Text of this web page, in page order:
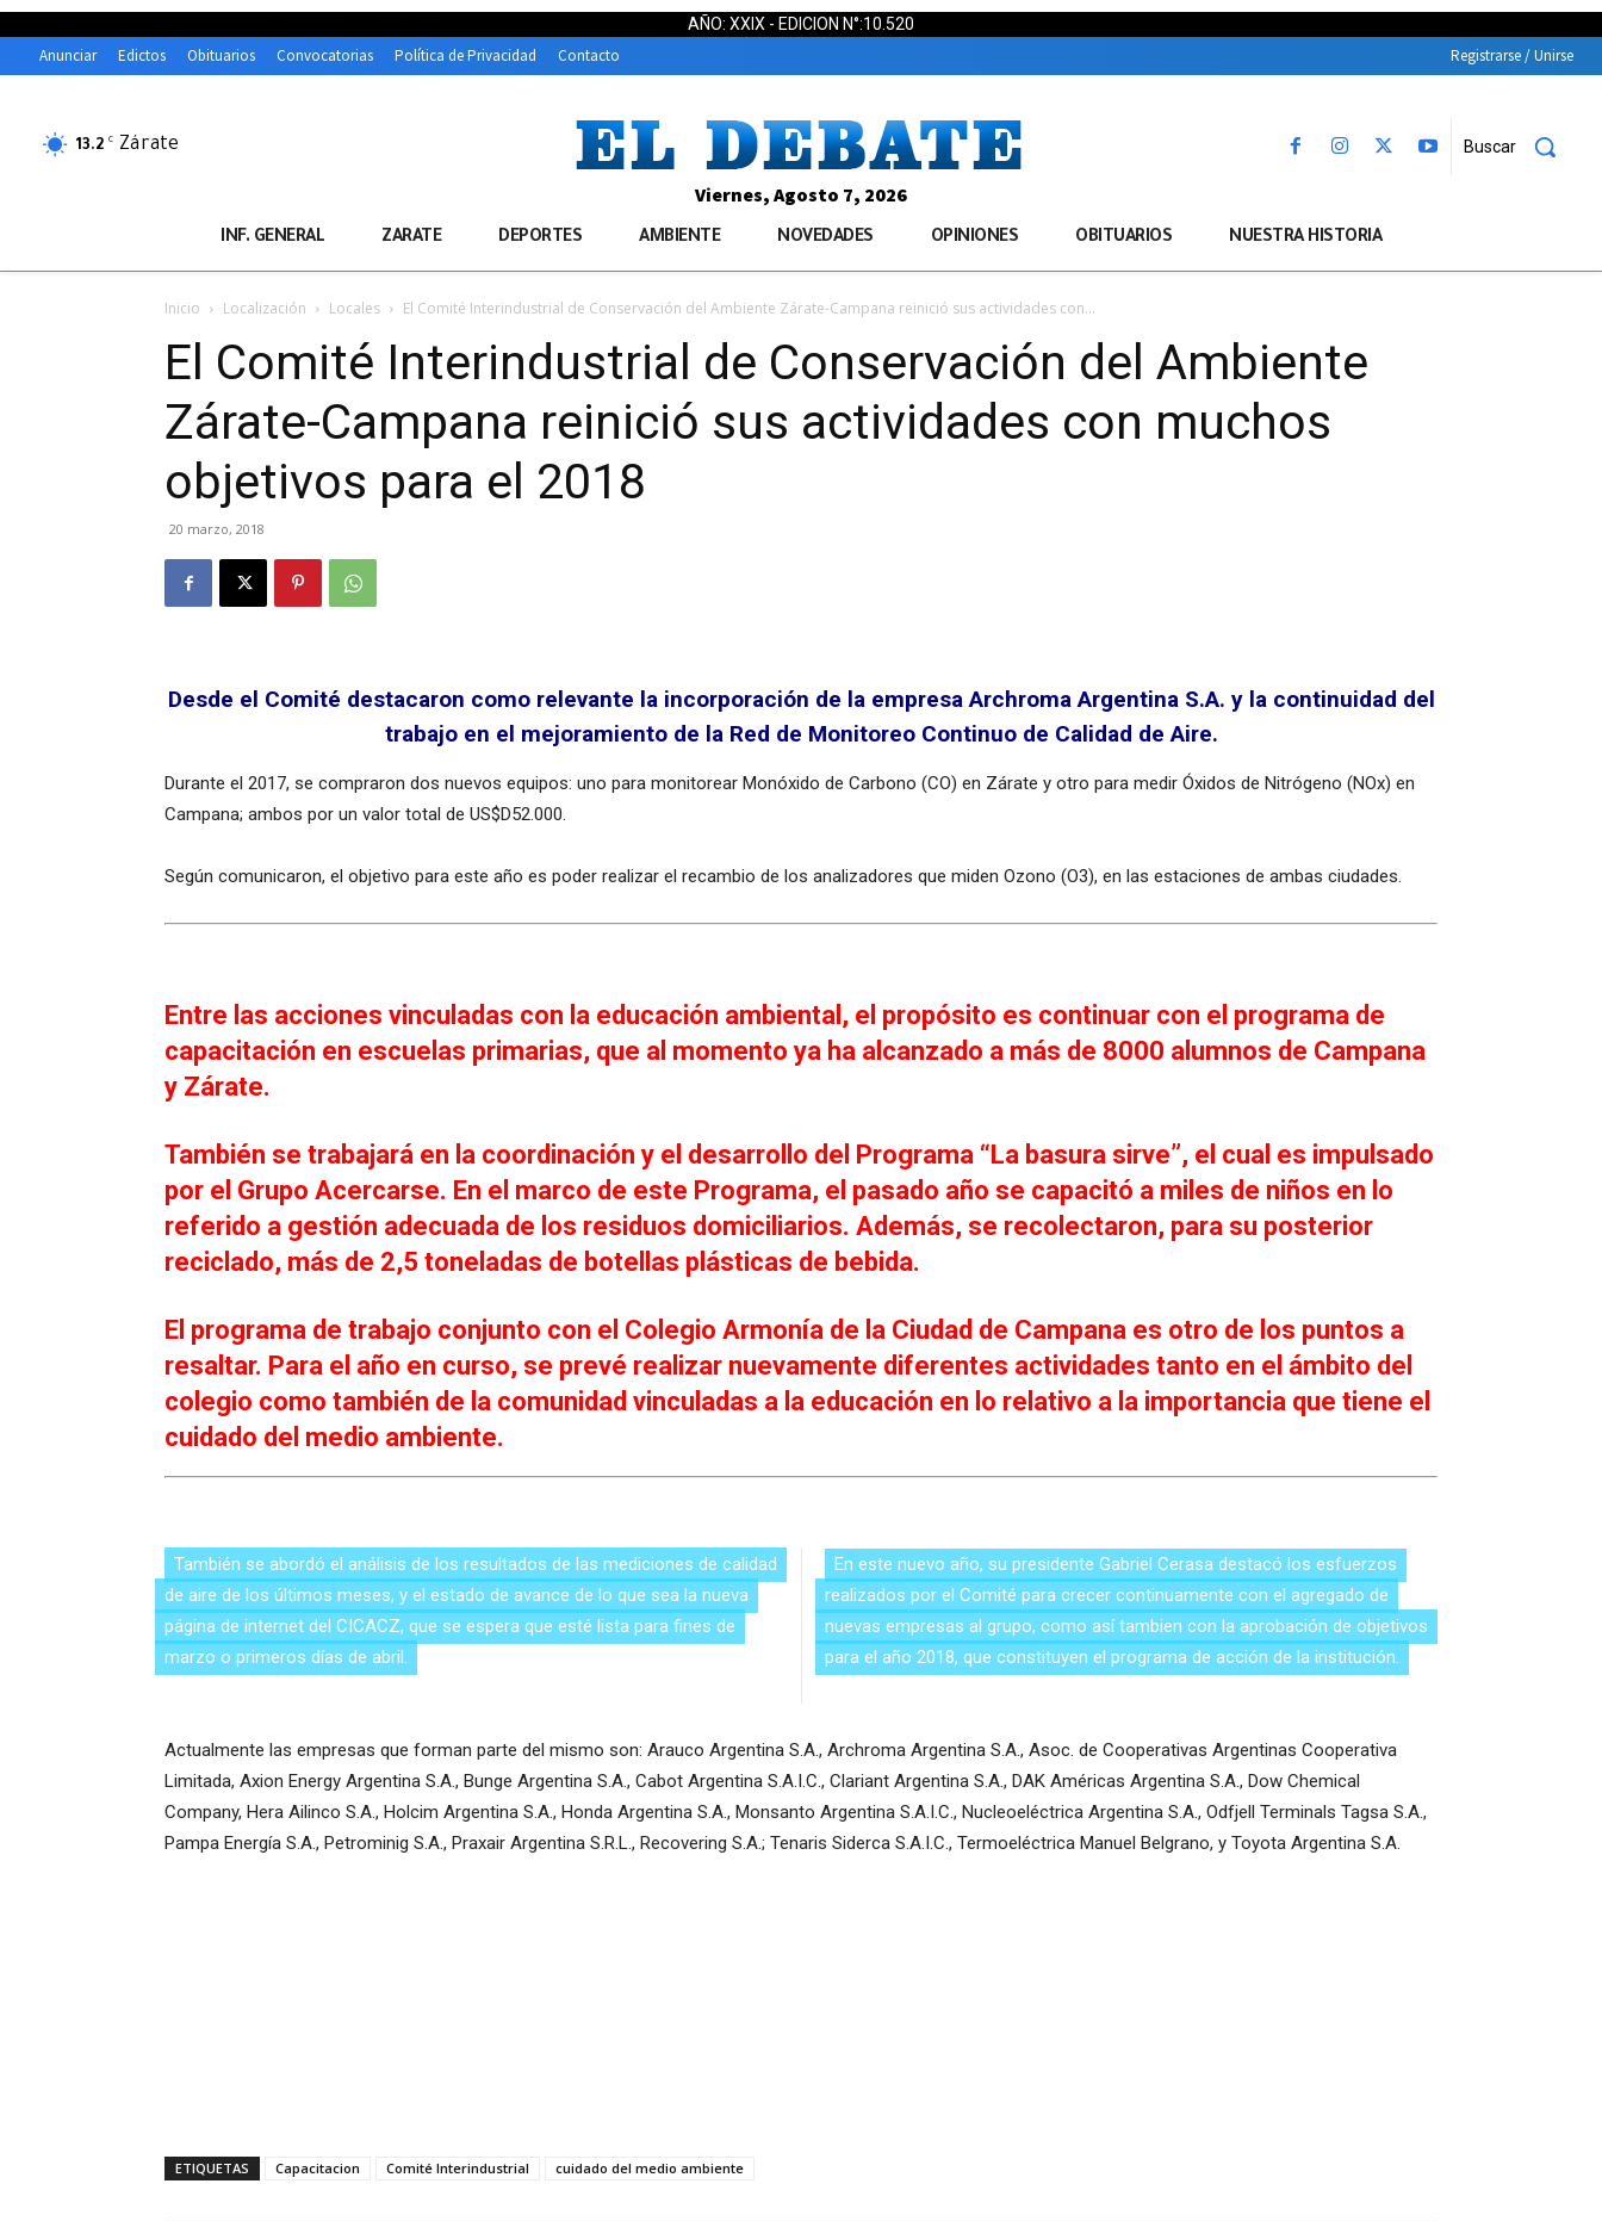
AÑO: XXIX - EDICION N°:10.520
Anunciar Edictos Obituarios Convocatorias Política de Privacidad Contacto Registrarse / Unirse
13.2 C Zárate Buscar
Viernes, Agosto 7, 2026
INF. GENERAL ZARATE DEPORTES AMBIENTE NOVEDADES OPINIONES OBITUARIOS NUESTRA HISTORIA
Inicio Localización Locales El Comité Interindustrial de Conservación del Ambiente Zárate-Campana reinició sus actividades con...
El Comité Interindustrial de Conservación del Ambiente
Zárate-Campana reinició sus actividades con muchos
objetivos para el 2018
20 marzo, 2018
Desde el Comité destacaron como relevante la incorporación de la empresa Archroma Argentina S.A. y la continuidad del
trabajo en el mejoramiento de la Red de Monitoreo Continuo de Calidad de Aire.
Durante el 2017, se compraron dos nuevos equipos: uno para monitorear Monóxido de Carbono (CO) en Zárate y otro para medir Óxidos de Nitrógeno (NOx) en
Campana; ambos por un valor total de US$D52.000.
Según comunicaron, el objetivo para este año es poder realizar el recambio de los analizadores que miden Ozono (O3), en las estaciones de ambas ciudades.
Entre las acciones vinculadas con la educación ambiental, el propósito es continuar con el programa de
capacitación en escuelas primarias, que al momento ya ha alcanzado a más de 8000 alumnos de Campana
y Zárate.
También se trabajará en la coordinación y el desarrollo del Programa “La basura sirve”, el cual es impulsado
por el Grupo Acercarse. En el marco de este Programa, el pasado año se capacitó a miles de niños en lo
referido a gestión adecuada de los residuos domiciliarios. Además, se recolectaron, para su posterior
reciclado, más de 2,5 toneladas de botellas plásticas de bebida.
El programa de trabajo conjunto con el Colegio Armonía de la Ciudad de Campana es otro de los puntos a
resaltar. Para el año en curso, se prevé realizar nuevamente diferentes actividades tanto en el ámbito del
colegio como también de la comunidad vinculadas a la educación en lo relativo a la importancia que tiene el
cuidado del medio ambiente.
También se abordó el análisis de los resultados de las mediciones de calidad
de aire de los últimos meses, y el estado de avance de lo que sea la nueva
página de internet del CICACZ, que se espera que esté lista para fines de
marzo o primeros días de abril.
En este nuevo año, su presidente Gabriel Cerasa destacó los esfuerzos
realizados por el Comité para crecer continuamente con el agregado de
nuevas empresas al grupo, como así tambien con la aprobación de objetivos
para el año 2018, que constituyen el programa de acción de la institución.
Actualmente las empresas que forman parte del mismo son: Arauco Argentina S.A., Archroma Argentina S.A., Asoc. de Cooperativas Argentinas Cooperativa
Limitada, Axion Energy Argentina S.A., Bunge Argentina S.A., Cabot Argentina S.A.I.C., Clariant Argentina S.A., DAK Américas Argentina S.A., Dow Chemical
Company, Hera Ailinco S.A., Holcim Argentina S.A., Honda Argentina S.A., Monsanto Argentina S.A.I.C., Nucleoeléctrica Argentina S.A., Odfjell Terminals Tagsa S.A.,
Pampa Energía S.A., Petrominig S.A., Praxair Argentina S.R.L., Recovering S.A.; Tenaris Siderca S.A.I.C., Termoeléctrica Manuel Belgrano, y Toyota Argentina S.A.
ETIQUETAS Capacitacion Comité Interindustrial cuidado del medio ambiente